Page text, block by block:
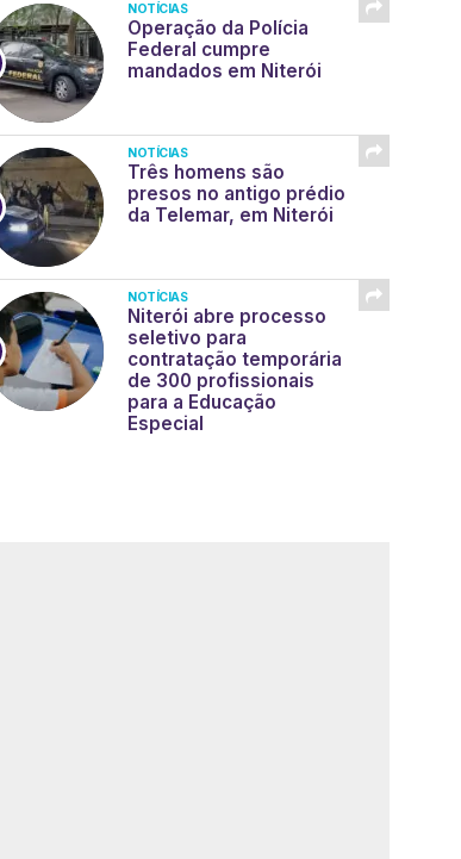
NOTÍCIAS
Operação da Polícia
Federal cumpre
mandados em Niterói
NOTÍCIAS
Três homens são
presos no antigo prédio
da Telemar, em Niterói
NOTÍCIAS
Niterói abre processo
seletivo para
contratação temporária
de 300 profissionais
para a Educação
Especial